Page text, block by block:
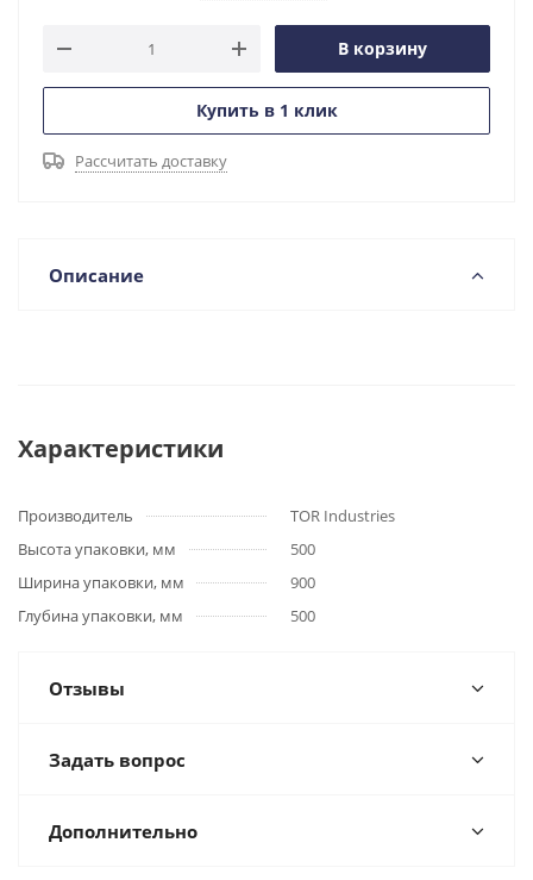
В корзину
Купить в 1 клик
Рассчитать доставку
Описание
Характеристики
Производитель
TOR Industries
Высота упаковки, мм
500
Ширина упаковки, мм
900
Глубина упаковки, мм
500
Отзывы
Задать вопрос
Дополнительно